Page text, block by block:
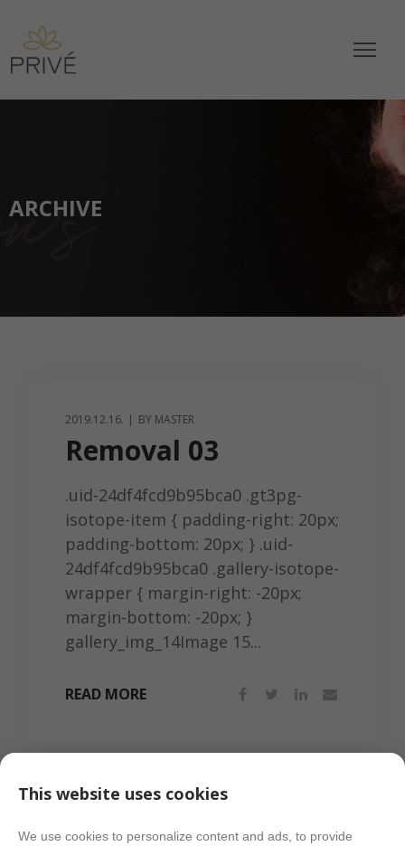
ARCHIVE
2019.12.16. BY MASTER
Removal 03
.uid-24df4fcd9b95bca0 .gt3pg-
isotope-item { padding-right: 20px;
padding-bottom: 20px; } .uid-
24df4fcd9b95bca0 .gallery-isotope-
wrapper { margin-right: -20px;
margin-bottom: -20px; }
gallery_img_14Image 15...
READ MORE
This website uses cookies
We use cookies to personalize content and ads, to provide